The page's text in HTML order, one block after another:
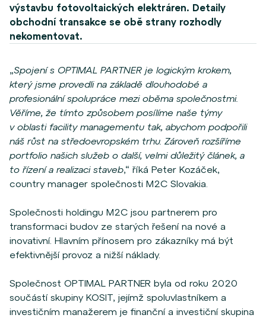
výstavbu fotovoltaických elektráren. Detaily
obchodní transakce se obě strany rozhodly
nekomentovat.
„Spojení s OPTIMAL PARTNER je logickým krokem,
který jsme provedli na základě dlouhodobé a
profesionální spolupráce mezi oběma společnostmi.
Věříme, že tímto způsobem posílíme naše týmy
v oblasti facility managementu tak, abychom podpořili
náš růst na středoevropském trhu. Zároveň rozšíříme
portfolio našich služeb o další, velmi důležitý článek, a
to řízení a realizaci staveb,“ říká Peter Kozáček,
country manager společnosti M2C Slovakia.
Společnosti holdingu M2C jsou partnerem pro
transformaci budov ze starých řešení na nové a
inovativní. Hlavním přínosem pro zákazníky má být
efektivnější provoz a nižší náklady.
Společnost OPTIMAL PARTNER byla od roku 2020
součástí skupiny KOSIT, jejímž spoluvlastníkem a
investičním manažerem je finanční a investiční skupina